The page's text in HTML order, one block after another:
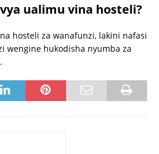
ualimu vina hosteli?
hosteli za wanafunzi, lakini nafasi
wengine hukodisha nyumba za